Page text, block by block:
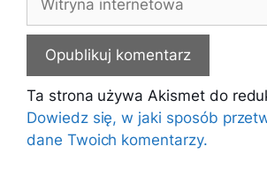
internetowa
Ta strona używa Akismet do
Dowiedz się, w jaki sposób
dane Twoich komentarzy.